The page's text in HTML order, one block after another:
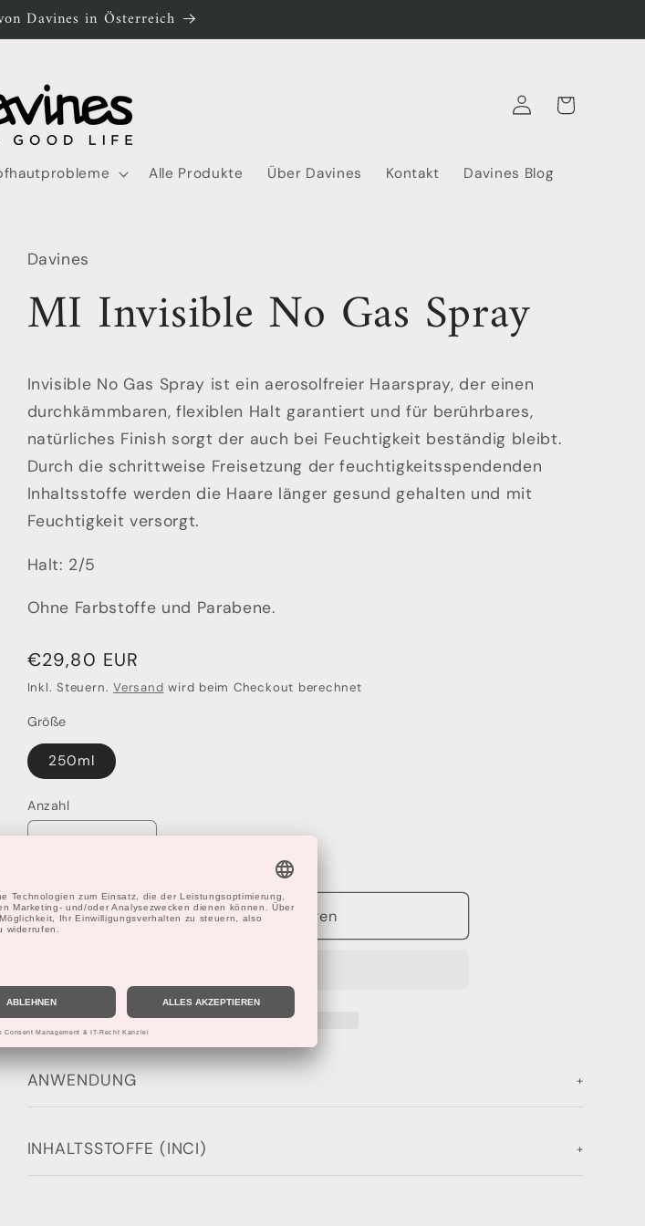
Davines in Österreich
Alle Produkte Über Davines Kontakt Davines Blog
EinloggenWarenkorb
Davines
MI Invisible No Gas Spray
Invisible No Gas Spray ist ein aerosolfreier Haarspray, der einen
durchkämmbaren, flexiblen Halt garantiert und für berührbares,
natürliches Finish sorgt der auch bei Feuchtigkeit beständig bleibt.
Durch die schrittweise Freisetzung der feuchtigkeitsspendenden
Inhaltsstoffe werden die Haare länger gesund gehalten und mit
Feuchtigkeit versorgt.
Halt: 2/5
Ohne Farbstoffe und Parabene.
Normaler
Preis
€29,80 EUR
Inkl. Steuern.Versand wird beim Checkout berechnet
Größe
250ml
Anzahl
Anzahl
Menge
für
MI
Gas
Spray
Menge
für
Gas
Spray
In den Warenkorb legen
ANWENDUNG +
INHALTSSTOFFE (INCI) +